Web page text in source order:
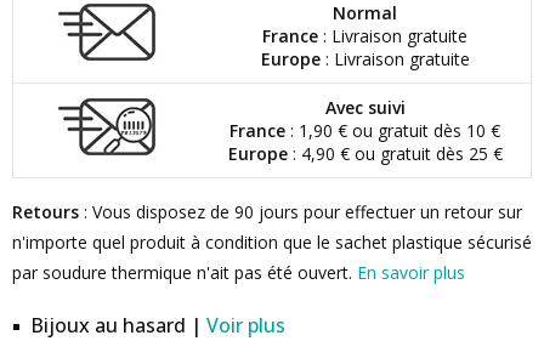
Normal
France : Livraison gratuite
Europe: Livraison gratuite
Avec suivi
France : 1,90 € ou gratuit dès 10 €
Europe: 4,90 € ou gratuit dès 25 €
Retours : Vous disposez de 90 jours pour effectuer un retour sur
n'importe quel produit à condition que le sachet plastique sécurisé
par soudure thermique n'ait pas été ouvert. En savoir plus
Bijoux au hasard | Voir plus